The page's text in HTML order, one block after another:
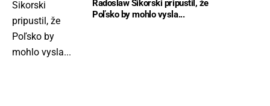
Radoslaw Sikorski pripustil, že
Poľsko by mohlo vysla...